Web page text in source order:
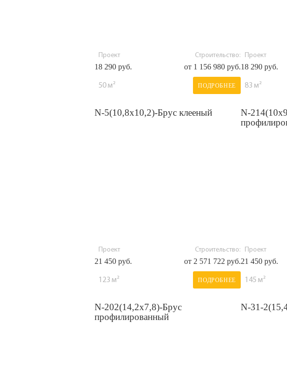
Проект
18 290 руб.
Строительство:
от 1 156 980 руб.
50 м² ПОДРОБНЕЕ
Проект
18 290 руб.
83 м²
N-5(10,8х10,2)-Брус клееный
Проект
21 450 руб.
Строительство:
от 2 571 722 руб.
123 м² ПОДРОБНЕЕ
N-
Проект
21 450 руб.
145 м²
N-202(14,2x7,8)-Брус
профилированный
N-31-